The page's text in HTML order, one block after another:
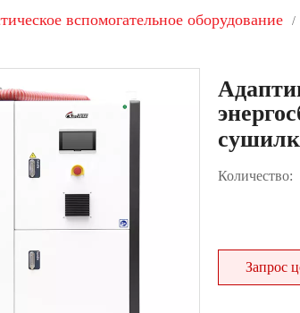
вспомогательное оборудование
/
Количество:
Запрос